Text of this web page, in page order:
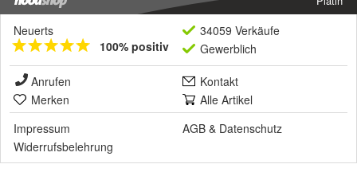
Neuerts
100% positiv
34059 Verkäufe
Gewerblich
Anrufen
Kontakt
Merken
Alle Artikel
Impressum
AGB & Datenschutz
Widerrufsbelehrung